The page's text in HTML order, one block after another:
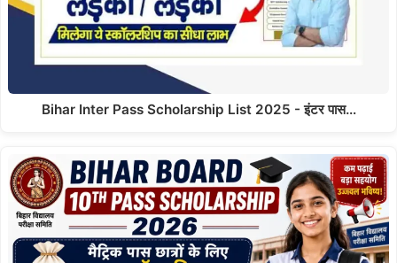
Bihar Inter Pass Scholarship List 2025 - इंटर पास…